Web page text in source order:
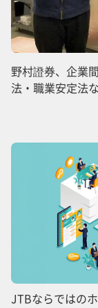
野村證券、企業
法・職業安定法
JTBならではの